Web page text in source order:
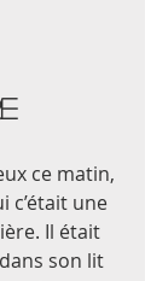
ce matin,
c’était une
Il était
son lit